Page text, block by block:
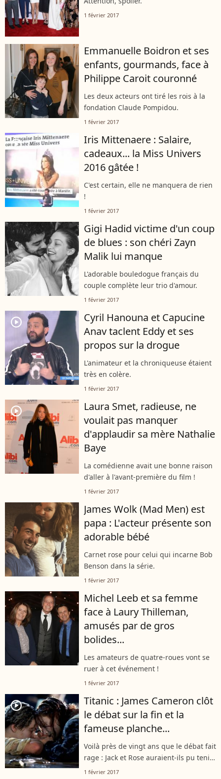
1 février 2017
Emmanuelle Boidron et ses
enfants, gourmands, face à
Philippe Caroit couronné
Les deux acteurs ont tiré les rois à la
fondation Claude Pompidou.
1 février 2017
player2
Iris Mittenaere : Salaire,
cadeaux... la Miss Univers
2016 gâtée !
C'est certain, elle ne manquera de rien
!
1 février 2017
Gigi Hadid victime d'un coup
de blues : son chéri Zayn
Malik lui manque
L'adorable bouledogue français du
couple complète leur trio d'amour.
1 février 2017
player2
Cyril Hanouna et Capucine
Anav taclent Eddy et ses
propos sur la drogue
L'animateur et la chroniqueuse étaient
très en colère.
1 février 2017
player2
Laura Smet, radieuse, ne
voulait pas manquer
d'applaudir sa mère Nathalie
Baye
La comédienne avait une bonne raison
d'aller à l'avant-première du film !
1 février 2017
James Wolk (Mad Men) est
papa : L'acteur présente son
adorable bébé
Carnet rose pour celui qui incarne Bob
Benson dans la série.
1 février 2017
Michel Leeb et sa femme
face à Laury Thilleman,
amusés par de gros
bolides...
Les amateurs de quatre-roues vont se
ruer à cet événement !
1 février 2017
player2
Titanic : James Cameron clôt
le débat sur la fin et la
fameuse planche...
Voilà près de vingt ans que le débat fait
rage : Jack et Rose auraient-ils pu tenir
à deux sur cette satanée planche ?
1 février 2017